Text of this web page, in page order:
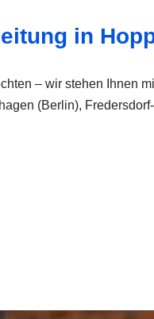
in
– wir stehen Ihnen
(Berlin),